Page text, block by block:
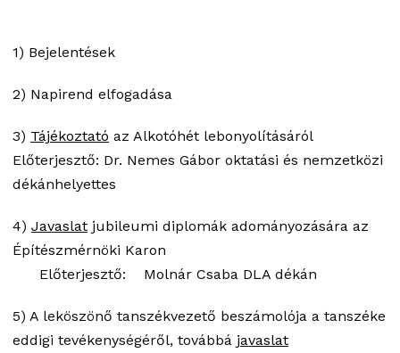
1) Bejelentések
2) Napirend elfogadása
3) Tájékoztató az Alkotóhét lebonyolításáról
Előterjesztő: Dr. Nemes Gábor oktatási és nemzetközi
dékánhelyettes
4) Javaslat jubileumi diplomák adományozására az
Építészmérnöki Karon
Előterjesztő: Molnár Csaba DLA dékán
5) A leköszönő tanszékvezető beszámolója a tanszéke
eddigi tevékenységéről, továbbá javaslat